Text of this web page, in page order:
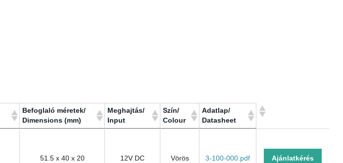
Befoglaló méretek/
Dimensions (mm)
Meghajtás/
Input
Szín/
Colour
Adatlap/
Datasheet
51.5 x 40 x 20 12V DC Vörös 3-100-000.pdf Ajánlatkérés